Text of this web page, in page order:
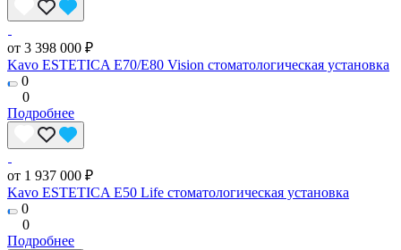
от 3 398 000 ₽
Kavo ESTETICA E70/E80 Vision стоматологическая установка
0
0
Подробнее
от 1 937 000 ₽
Kavo ESTETICA E50 Life стоматологическая установка
0
0
Подробнее